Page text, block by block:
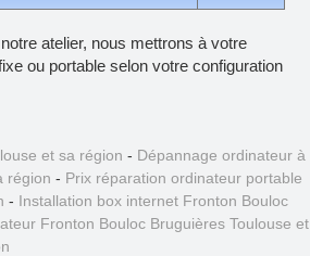
atelier, nous mettrons à votre
ou portable selon votre configuration
et sa région - Dépannage ordinateur à
région - Prix réparation ordinateur portable
- Installation box internet Fronton Bouloc
Fronton Bouloc Bruguières Toulouse et